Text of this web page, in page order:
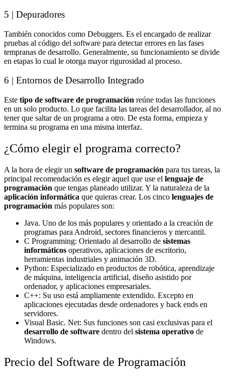
5 | Depuradores
También conocidos como Debuggers. Es el encargado de realizar
pruebas al código del software para detectar errores en las fases
tempranas de desarrollo. Generalmente, su funcionamiento se divide
en etapas lo cual le otorga mayor rigurosidad al proceso.
6 | Entornos de Desarrollo Integrado
Este tipo de software de programación reúne todas las funciones
en un solo producto. Lo que facilita las tareas del desarrollador, al no
tener que saltar de un programa a otro. De esta forma, empieza y
termina su programa en una misma interfaz.
¿Cómo elegir el programa correcto?
A la hora de elegir un software de programación para tus tareas, la
principal recomendación es elegir aquel que use el lenguaje de
programación que tengas planeado utilizar. Y la naturaleza de la
aplicación informática que quieras crear. Los cinco lenguajes de
programación más populares son:
Java. Uno de los más populares y orientado a la creación de
programas para Android, sectores financieros y mercantil.
C Programming: Orientado al desarrollo de sistemas
informáticos operativos, aplicaciones de escritorio,
herramientas industriales y animación 3D.
Python: Especializado en productos de robótica, aprendizaje
de máquina, inteligencia artificial, diseño asistido por
ordenador, y aplicaciones empresariales.
C++: Su uso está ampliamente extendido. Excepto en
aplicaciones ejecutadas desde ordenadores y back ends en
servidores.
Visual Basic. Net: Sus funciones son casi exclusivas para el
desarrollo de software dentro del sistema operativo de
Windows.
Precio del Software de Programación